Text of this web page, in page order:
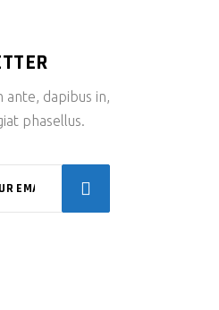
ante, dapibus in,
phasellus.